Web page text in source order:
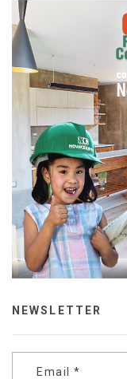
NEWSLETTER
Email *